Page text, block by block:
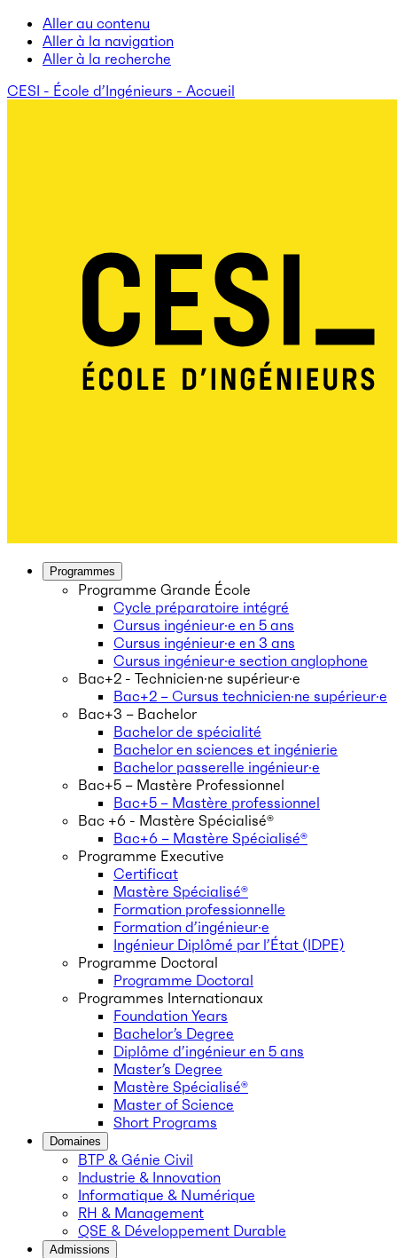
Aller au contenu
Aller à la navigation
Aller à la recherche
CESI - École d’Ingénieurs - Accueil
Programmes
Programme Grande École
Cycle préparatoire intégré
Cursus ingénieur·e en 5 ans
Cursus ingénieur·e en 3 ans
Cursus ingénieur·e section anglophone
Bac+2 - Technicien·ne supérieur·e
Bac+2 – Cursus technicien·ne supérieur·e
Bac+3 – Bachelor
Bachelor de spécialité
Bachelor en sciences et ingénierie
Bachelor passerelle ingénieur·e
Bac+5 – Mastère Professionnel
Bac+5 – Mastère professionnel
Bac +6 - Mastère Spécialisé®
Bac+6 – Mastère Spécialisé®
Programme Executive
Certificat
Mastère Spécialisé®
Formation professionnelle
Formation d’ingénieur·e
Ingénieur Diplômé par l’État (IDPE)
Programme Doctoral
Programme Doctoral
Programmes Internationaux
Foundation Years
Bachelor’s Degree
Diplôme d’ingénieur en 5 ans
Master’s Degree
Mastère Spécialisé®
Master of Science
Short Programs
Domaines
BTP & Génie Civil
Industrie & Innovation
Informatique & Numérique
RH & Management
QSE & Développement Durable
Admissions